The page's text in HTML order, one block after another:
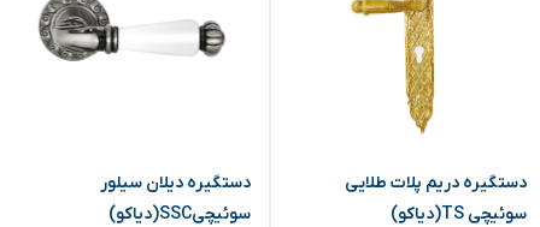
دستگیره دریم پلات طلایی
سوئیچی TS(دیاکو)
دستگیره دیلان سیلور
سوئیچیSSC(دیاکو)